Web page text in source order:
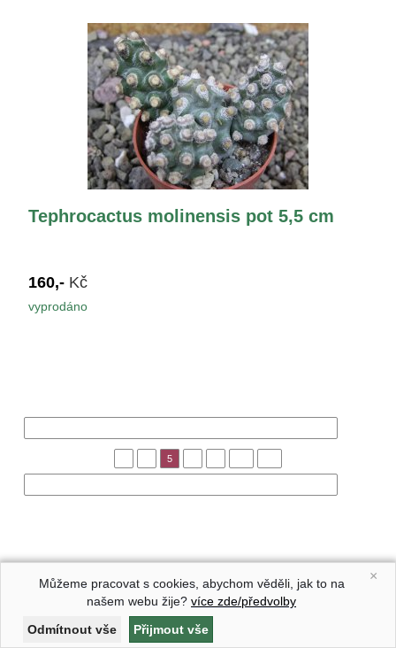
Tephrocactus molinensis pot 5,5 cm
160,- Kč
vyprodáno
5
×
Můžeme pracovat s cookies, abychom věděli, jak to na
našem webu žije? více zde/předvolby